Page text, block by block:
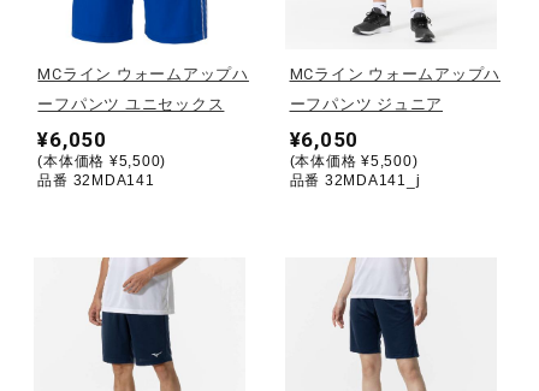
メディカル
コラボ／ライセンス
その他
MCライン ウォームアップハ
ーフパンツ ユニセックス
¥6,050
(本体価格 ¥5,500)
品番 32MDA141
MCライン ウォームアップハ
ーフパンツ ジュニア
¥6,050
(本体価格 ¥5,500)
品番 32MDA141_j